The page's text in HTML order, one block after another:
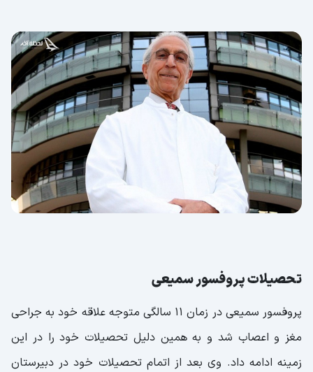
تحصیلات پروفسور سمیعی
پروفسور سمیعی در زمان ۱۱ سالگی متوجه علاقه خود به جراحی
مغز و اعصاب شد و به همین دلیل تحصیلات خود را در این
زمینه ادامه داد. وی بعد از اتمام تحصیلات خود در دبیرستان